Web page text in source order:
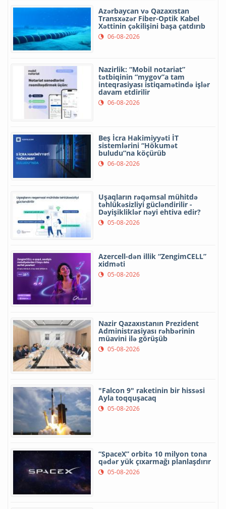
Azərbaycan və Qazaxıstan
Transxəzər Fiber-Optik Kabel
Xəttinin çəkilişini başa çatdırıb
06-08-2026
Nazirlik: “Mobil notariat”
tətbiqinin “mygov”a tam
inteqrasiyası istiqamətində işlər
davam etdirilir
06-08-2026
Beş İcra Hakimiyyəti İT
sistemlərini “Hökumət
buludu”na köçürüb
06-08-2026
Uşaqların rəqəmsal mühitdə
təhlükəsizliyi gücləndirilir -
Dəyişikliklər nəyi ehtiva edir?
05-08-2026
Azercell-dən illik “ZengimCELL”
xidməti
05-08-2026
Nazir Qazaxıstanın Prezident
Administrasiyası rəhbərinin
müavini ilə görüşüb
05-08-2026
"Falcon 9" raketinin bir hissəsi
Ayla toqquşacaq
05-08-2026
“SpaceX” orbitə 10 milyon tona
qədər yük çıxarmağı planlaşdırır
05-08-2026